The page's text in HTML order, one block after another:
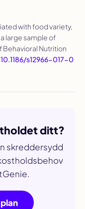
with food variety,
large sample of
Behavioral Nutrition
10.1186/s12966-017-0
ditt?
skreddersydd